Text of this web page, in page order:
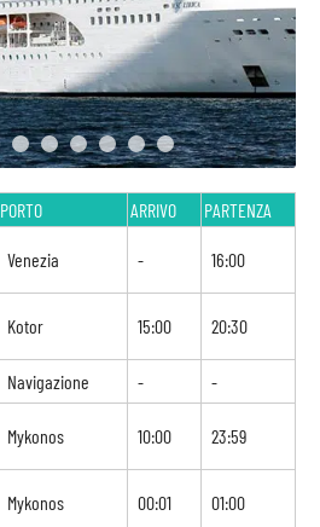
PORTO ARRIVO PARTENZA
Venezia - 16:00
Kotor 15:00 20:30
Navigazione - -
Mykonos 10:00 23:59
Mykonos 00:01 01:00